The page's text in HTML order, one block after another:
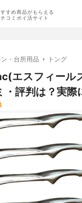
すすめ商品がもらえる
チコミポイ活サイト
・台所用品 トング
エスフィール
・評判は？実